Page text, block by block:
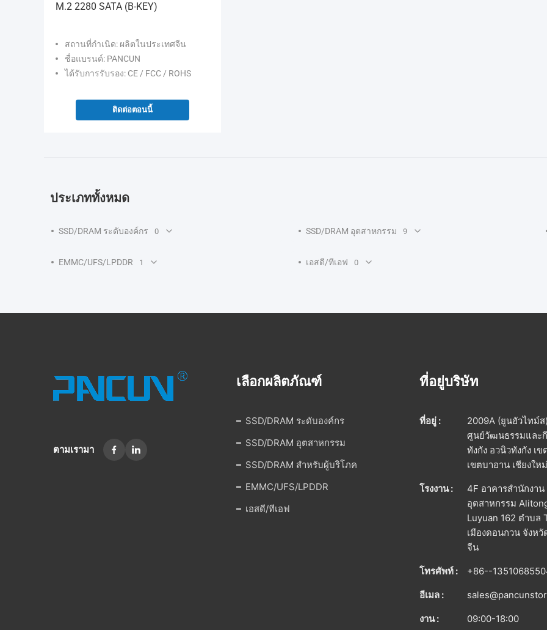
M.2 2280 SATA (B-KEY)
สถานที่กำเนิด: ผลิตในประเทศจีน
ชื่อแบรนด์: PANCUN
ได้รับการรับรอง: CE / FCC / ROHS
ติดต่อตอนนี้
ประเภททั้งหมด
SSD/DRAM ระดับองค์กร 0 SSD/DRAM อุตสาหกรรม 9
EMMC/UFS/LPDDR 1 เอสดี/ทีเอฟ 0
ตามเรามา
เลือกผลิตภัณฑ์
SSD/DRAM ระดับองค์กร
SSD/DRAM อุตสาหกรรม
SSD/DRAM สําหรับผู้บริโภค
EMMC/UFS/LPDDR
เอสดี/ทีเอฟ
ที่อยู่บริษัท
ที่อยู่ :
2009A (ยูนฮัวไทม์ส
ศูนย์วัฒนธรรมและ
ทังกัง อวนิวทังกัง เข
เขตบาอาน เชียงให
โรงงาน :
4F อาคารสํานักงาน
อุตสาหกรรม
Luyuan 162 ตําบล
เมืองดอนกวน จังหวัด
จีน
โทรศัพท์ : +86--
อีเมล :
งาน : 09:00-18:00